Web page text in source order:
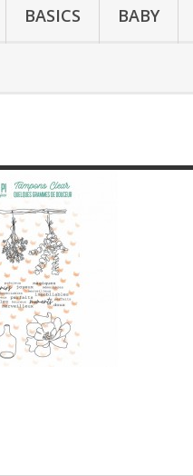
BASICS BABY